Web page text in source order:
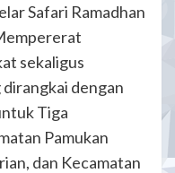
Safari Ramadhan
sekaligus
dengan
Tiga
Pamukan
dan Kecamatan